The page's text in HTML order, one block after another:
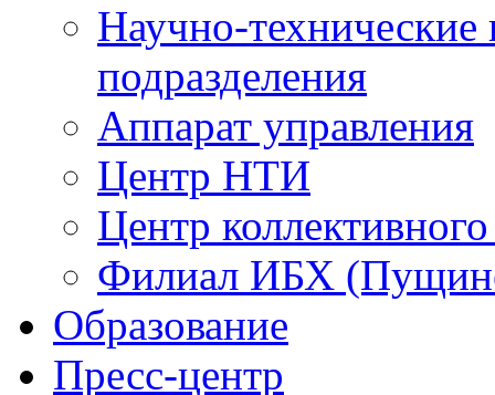
Научно-технические
подразделения
Аппарат управления
Центр НТИ
Центр
Филиал ИБХ
Образование
Пресс-центр